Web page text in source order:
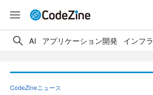
AI アプリケーション開発 インフラ
CodeZineニュース